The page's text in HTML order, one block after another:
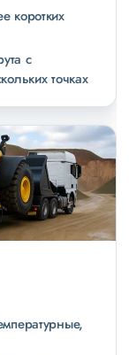
коротких
с
точках